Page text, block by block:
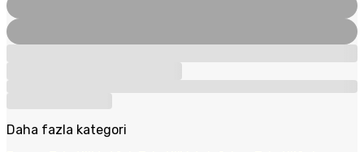
Daha fazla kategori